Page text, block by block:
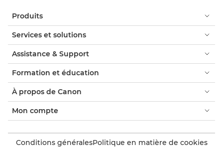
Produits
Services et solutions
Assistance & Support
Formation et éducation
À propos de Canon
Mon compte
Conditions généralesPolitique en matière de cookies